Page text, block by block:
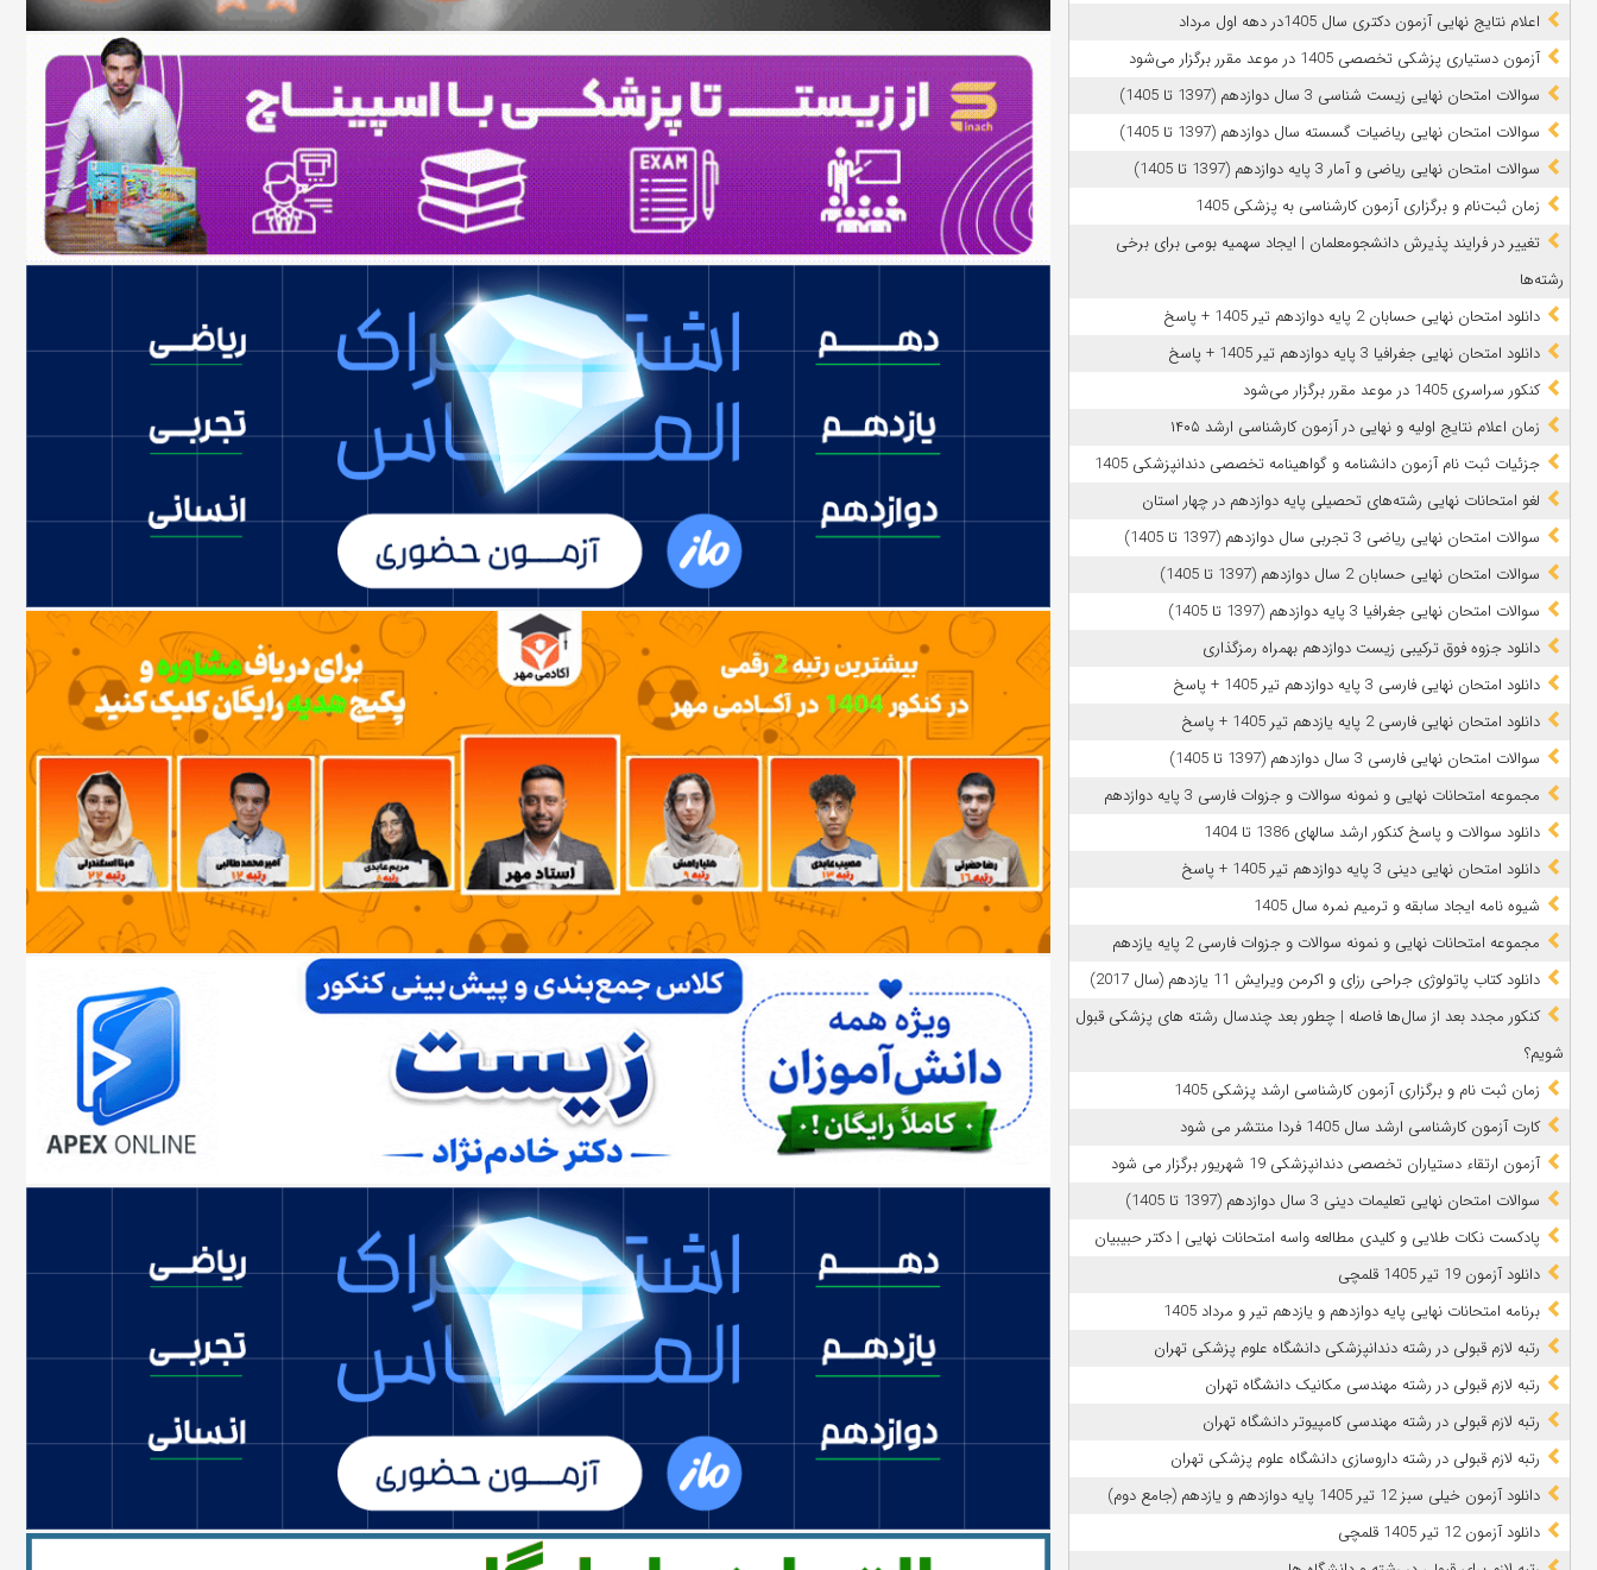
اعلام نتایج نهایی آزمون دکتری سال 1405در دهه اول مرداد
آزمون دستیاری پزشکی تخصصی 1405 در موعد مقرر برگزار می‌شود
سوالات امتحان نهایی زیست شناسی 3 سال دوازدهم (1397 تا 1405)
سوالات امتحان نهایی ریاضیات گسسته سال دوازدهم (1397 تا 1405)
سوالات امتحان نهایی ریاضی و آمار 3 پایه دوازدهم (1397 تا 1405)
زمان ثبت‌نام و برگزاری آزمون کارشناسی به پزشکی 1405
تغییر در فرایند پذیرش دانشجومعلمان | ایجاد سهمیه بومی برای برخی
رشته‌ها
دانلود امتحان نهایی حسابان 2 پایه دوازدهم تیر 1405 + پاسخ
دانلود امتحان نهایی جغرافیا 3 پایه دوازدهم تیر 1405 + پاسخ
کنکور سراسری 1405 در موعد مقرر برگزار می‌شود
زمان اعلام نتایج اولیه و نهایی در آزمون کارشناسی ارشد ۱۴۰۵
جزئیات ثبت نام آزمون دانشنامه و گواهینامه تخصصی دندانپزشکی 1405
لغو امتحانات نهایی رشته‌های تحصیلی پایه دوازدهم در چهار استان
سوالات امتحان نهایی ریاضی 3 تجربی سال دوازدهم (1397 تا 1405)
سوالات امتحان نهایی حسابان 2 سال دوازدهم (1397 تا 1405)
سوالات امتحان نهایی جغرافیا 3 پایه دوازدهم (1397 تا 1405)
دانلود جزوه فوق ترکیبی زیست دوازدهم بهمراه رمزگذاری
دانلود امتحان نهایی فارسی 3 پایه دوازدهم تیر 1405 + پاسخ
دانلود امتحان نهایی فارسی 2 پایه یازدهم تیر 1405 + پاسخ
سوالات امتحان نهایی فارسی 3 سال دوازدهم (1397 تا 1405)
مجموعه امتحانات نهایی و نمونه سوالات و جزوات فارسی 3 پایه دوازدهم
دانلود سوالات و پاسخ کنکور ارشد سالهای 1386 تا 1404
دانلود امتحان نهایی دینی 3 پایه دوازدهم تیر 1405 + پاسخ
شیوه نامه ایجاد سابقه و ترمیم نمره سال 1405
مجموعه امتحانات نهایی و نمونه سوالات و جزوات فارسی 2 پایه یازدهم
دانلود کتاب پاتولوژی جراحی رزای و اکرمن ویرایش 11 یازدهم (سال 2017)
کنکور مجدد بعد از سال‌ها فاصله | چطور بعد چندسال رشته‌ های پزشکی قبول
شویم؟
زمان ثبت نام و برگزاری آزمون کارشناسی ارشد پزشکی 1405
کارت آزمون کارشناسی ارشد سال 1405 فردا منتشر می شود
آزمون ارتقاء دستیاران تخصصی دندانپزشکی 19 شهریور برگزار می شود
سوالات امتحان نهایی تعلیمات دینی 3 سال دوازدهم (1397 تا 1405)
پادکست نکات طلایی و کلیدی مطالعه واسه امتحانات نهایی | دکتر حبیبیان
دانلود آزمون 19 تیر 1405 قلمچی
برنامه امتحانات نهایی پایه دوازدهم و یازدهم تیر و مرداد 1405
رتبه لازم قبولی در رشته دندانپزشکی دانشگاه علوم پزشکی تهران
رتبه لازم قبولی در رشته مهندسی مکانیک دانشگاه تهران
رتبه لازم قبولی در رشته مهندسی کامپیوتر دانشگاه تهران
رتبه لازم قبولی در رشته داروسازی دانشگاه علوم پزشکی تهران
دانلود آزمون خیلی سبز 12 تیر 1405 پایه دوازدهم و یازدهم (جامع دوم)
دانلود آزمون 12 تیر 1405 قلمچی